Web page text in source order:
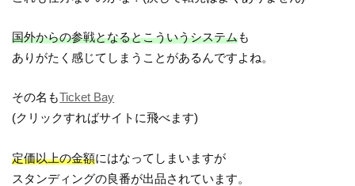
国外からの参戦となるとこういうシステムも
ありがたく感じてしまうことがあるんですよね。
その名もTicket Bay
(クリックすればサイトに飛べます)
定価以上の金額にはなってしまいますが
スタンディングの良番が出品されています。